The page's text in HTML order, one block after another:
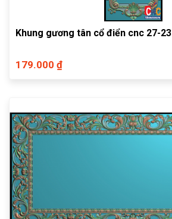
Khung gương tân cổ điển cnc 27-23
179.000 ₫